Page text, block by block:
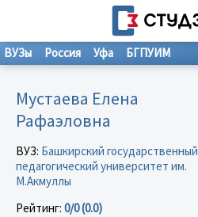
ВУЗы Россия Уфа БГПУИМ
Мустаева Елена
Рафаэловна
ВУЗ: Башкирский государственный
педагогический университет им.
М.Акмуллы
Рейтинг: 0/0 (0.0)